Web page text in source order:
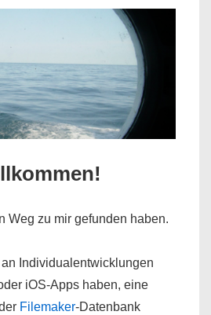
Weg zu mir gefunden haben.
Individualentwicklungen
iOS-Apps haben, eine
Filemaker-Datenbank